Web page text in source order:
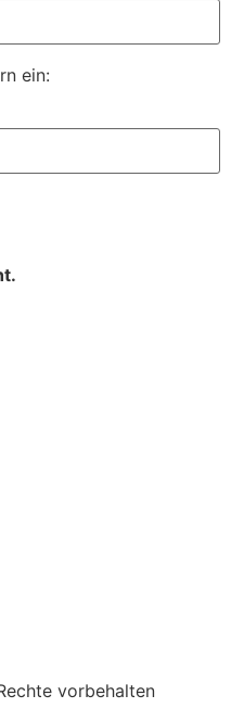
ein:
vorbehalten